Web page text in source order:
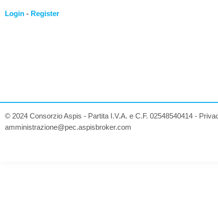
Login - Register
© 2024 Consorzio Aspis - Partita I.V.A. e C.F. 02548540414 -
amministrazione@pec.aspisbroker.com